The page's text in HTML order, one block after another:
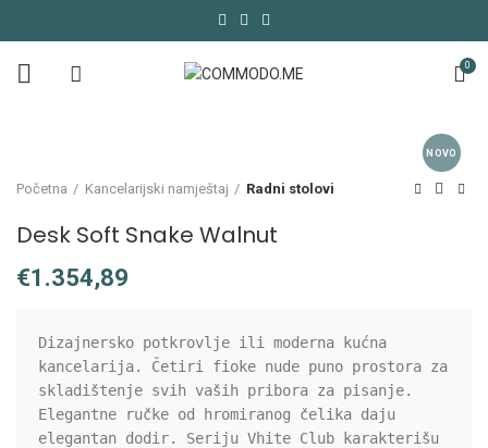
0
NOVO
Početna Kancelarijski namještaj Radni stolovi
Desk Soft Snake Walnut
€
Dizajnersko potkrovlje ili moderna kućna
kancelarija. Četiri fioke nude puno prostora za
skladištenje svih vaših pribora za pisanje.
Elegantne ručke od hromiranog čelika daju
elegantan dodir. Seriju Vhite Club karakterišu